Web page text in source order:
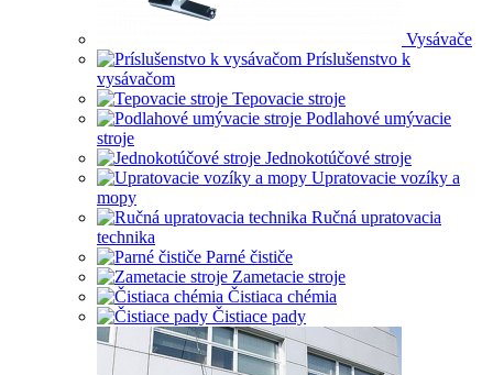
Vysávače
Príslušenstvo k
vysávačom
Tepovacie stroje
Podlahové umývacie
stroje
Jednokotúčové stroje
Upratovacie vozíky a
mopy
Ručná upratovacia
technika
Parné čističe
Zametacie stroje
Čistiaca chémia
Čistiace pady